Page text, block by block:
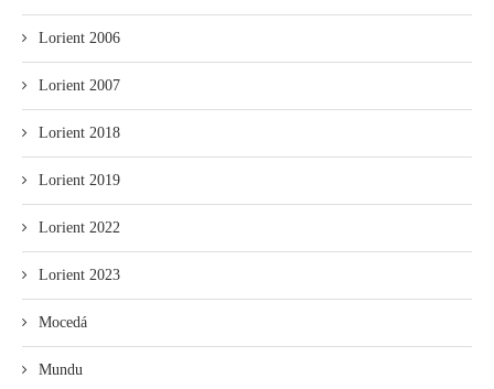
Lorient 2006
Lorient 2007
Lorient 2018
Lorient 2019
Lorient 2022
Lorient 2023
Mocedá
Mundu